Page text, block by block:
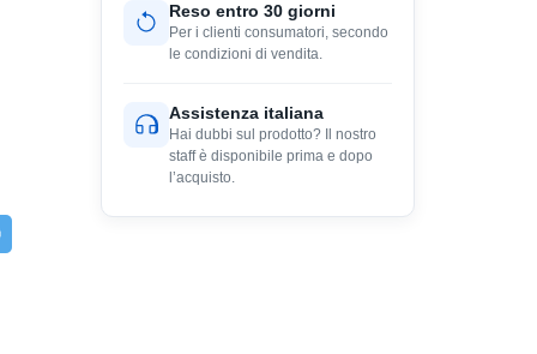
Reso entro 30 giorni
Per i clienti consumatori, secondo
le condizioni di vendita.
Assistenza italiana
Hai dubbi sul prodotto? Il nostro
staff è disponibile prima e dopo
l’acquisto.